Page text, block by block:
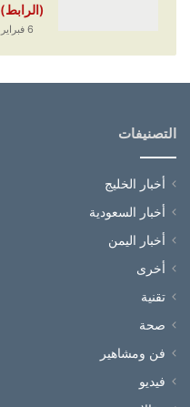
(الرابط)
6 فبراير، 2023
التصنيفات
أخبار الخليج
أخبار السعودية
أخبار اليمن
أخرى
تقنية
صحة
فن ومشاهير
فيديو